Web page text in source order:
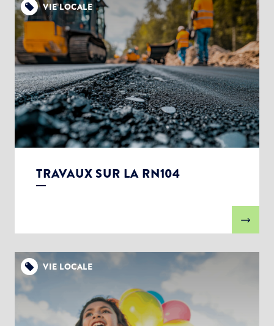
VIE LOCALE
TRAVAUX SUR LA RN104
VIE LOCALE